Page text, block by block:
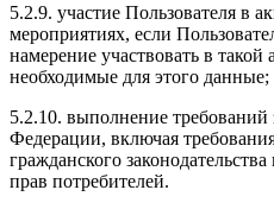
5.2.9. участие Пользователя в
мероприятиях, если
намерение участвовать в
необходимые для этого данные;
5.2.10. выполнение требований
Федерации, включая
гражданского
прав потребителей.